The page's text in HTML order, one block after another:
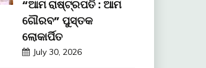
“ଆମ ରାଷ୍ଟ୍ରପତି : ଆମ
ଗୌରବ” ପୁସ୍ତକ
ଲୋକାର୍ପିତ
July 30, 2026